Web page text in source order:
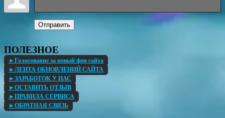
Отправить
ПОЛЕЗНОЕ
►Голосование за новый фон сайта
►ЛЕНТА ОБНОВЛЕНИЙ САЙТА
►ЗАРАБОТОК У НАС
►ОСТАВИТЬ ОТЗЫВ
►ПРАВИЛА СЕРВИСА
►ОБРАТНАЯ СВЯЗЬ